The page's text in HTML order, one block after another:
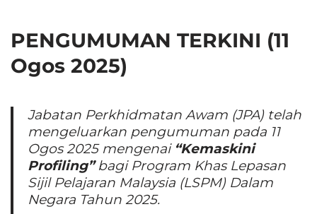
PENGUMUMAN TERKINI (11
Ogos 2025)
Jabatan Perkhidmatan Awam (JPA) telah
mengeluarkan pengumuman pada 11
Ogos 2025 mengenai “Kemaskini
Profiling”bagi Program Khas Lepasan
Sijil Pelajaran Malaysia (LSPM) Dalam
Negara Tahun 2025.